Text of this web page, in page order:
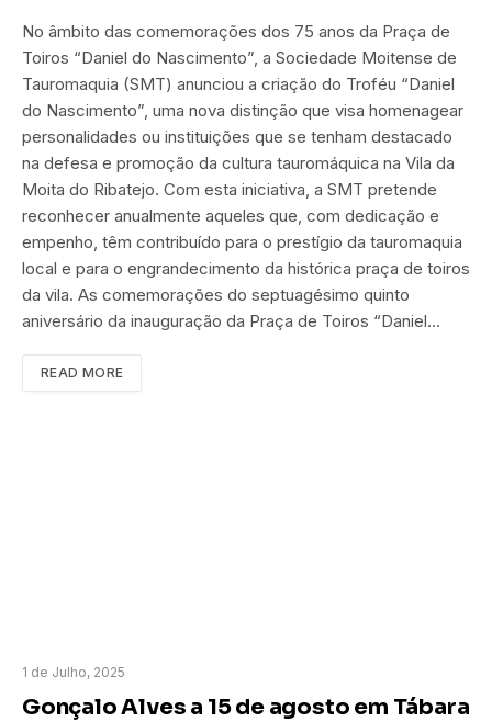
No âmbito das comemorações dos 75 anos da Praça de
Toiros “Daniel do Nascimento”, a Sociedade Moitense de
Tauromaquia (SMT) anunciou a criação do Troféu “Daniel
do Nascimento”, uma nova distinção que visa homenagear
personalidades ou instituições que se tenham destacado
na defesa e promoção da cultura tauromáquica na Vila da
Moita do Ribatejo. Com esta iniciativa, a SMT pretende
reconhecer anualmente aqueles que, com dedicação e
empenho, têm contribuído para o prestígio da tauromaquia
local e para o engrandecimento da histórica praça de toiros
da vila. As comemorações do septuagésimo quinto
aniversário da inauguração da Praça de Toiros “Daniel…
READ MORE
1 de Julho, 2025
Gonçalo Alves a 15 de agosto em Tábara